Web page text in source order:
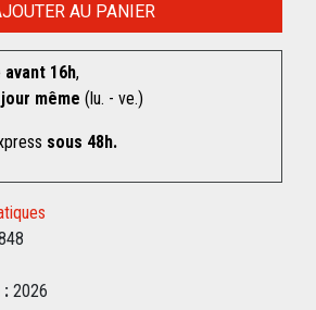
AU PANIER
avant 16h,
jour même (lu. - ve.)
sous 48h.
: 2026